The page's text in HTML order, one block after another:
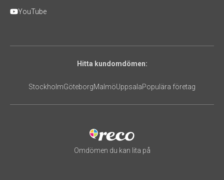
YouTube
Hitta kundomdömen:
StockholmGöteborgMalmöUppsalaPopulära företag
Omdömen du kan lita på